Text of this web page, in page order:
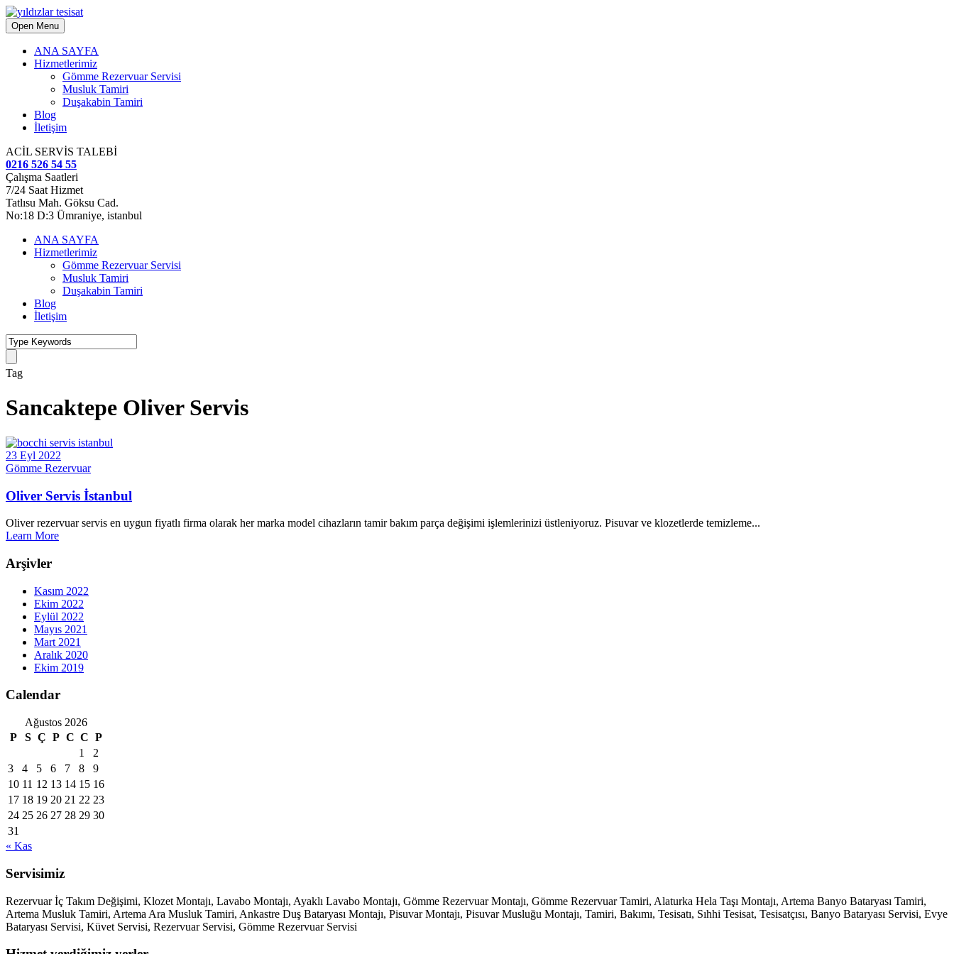
Open Menu
ANA SAYFA
Hizmetlerimiz
Gömme Rezervuar Servisi
Musluk Tamiri
Duşakabin Tamiri
Blog
İletişim
ACİL SERVİS TALEBİ
0216 526 54 55
Çalışma Saatleri
7/24 Saat Hizmet
Tatlısu Mah. Göksu Cad.
No:18 D:3 Ümraniye, istanbul
ANA SAYFA
Hizmetlerimiz
Gömme Rezervuar Servisi
Musluk Tamiri
Duşakabin Tamiri
Blog
İletişim
Tag
Sancaktepe Oliver Servis
23 Eyl 2022
Gömme Rezervuar
Oliver Servis İstanbul
Oliver rezervuar servis en uygun fiyatlı firma olarak her marka model cihazların tamir bakım parça değişimi işlemlerinizi üstleniyoruz. Pisuvar ve klozetlerde temizleme...
Learn More
Arşivler
Kasım 2022
Ekim 2022
Eylül 2022
Mayıs 2021
Mart 2021
Aralık 2020
Ekim 2019
Calendar
Ağustos 2026
P
S Ç P C C P
1
2
3
4 5 6 7 8
9
10 11 12 13 14 15 16
17 18 19 20 21 22 23
24 25 26 27 28 29 30
31
« Kas
Servisimiz
Rezervuar İç Takım Değişimi, Klozet Montajı, Lavabo Montajı, Ayaklı Lavabo Montajı, Gömme Rezervuar Montajı, Gömme Rezervuar Tamiri, Alaturka Hela Taşı Montajı, Artema Banyo Bataryası Tamiri,
Artema Musluk Tamiri, Artema Ara Musluk Tamiri, Ankastre Duş Bataryası Montajı, Pisuvar Montajı, Pisuvar Musluğu Montajı, Tamiri, Bakımı, Tesisatı, Sıhhi Tesisat, Tesisatçısı, Banyo Bataryası Servisi, Evye
Bataryası Servisi, Küvet Servisi, Rezervuar Servisi, Gömme Rezervuar Servisi